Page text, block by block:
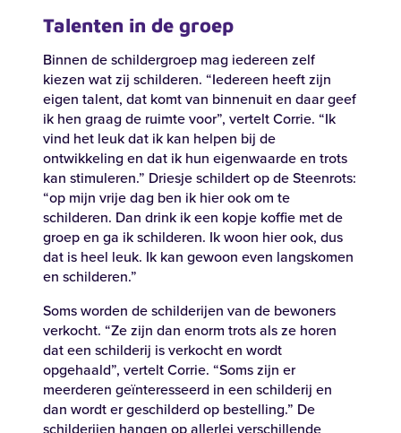
Talenten in de groep
Binnen deschildergroep mag iedereen zelf
kiezen watzij schilderen. “Iedereen heeftzijn
eigen talent, dat komtvan binnenuiten daargeef
ik hen graag de ruimtevoor”, verteltCorrie. “Ik
vind het leukdat ik kan helpen bij de
ontwikkeling en dat ik hun eigenwaardeen trots
kan stimuleren.” Driesjeschildertop deSteenrots:
“op mijn vrijedag ben ik hierookom te
schilderen. Dan drink ikeen kopje koffie met de
groepen ga ikschilderen. Ikwoon hierook, dus
dat is heel leuk. Ik kan gewoon even langskomen
en schilderen.”
Somsworden deschilderijen van de bewoners
verkocht. “Zezijn dan enorm trotsalsze horen
dateen schilderij isverkochten wordt
opgehaald”, verteltCorrie. “Somszijn er
meerderen geïnteresseerd in een schilderij en
dan wordtergeschilderd op bestelling.” De